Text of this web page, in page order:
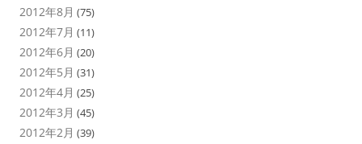
2012年8月 (75)
2012年7月 (11)
2012年6月 (20)
2012年5月 (31)
2012年4月 (25)
2012年3月 (45)
2012年2月 (39)